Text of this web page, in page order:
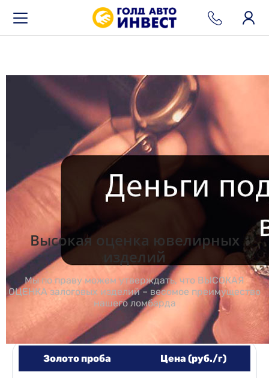
Высокая оценка ювелирных
изделий
Мы по праву можем утверждать, что ВЫСОКАЯ
ОЦЕНКА залоговых изделий – весомое преимущество
нашего ломбарда
Золото проба Цена (руб./г)